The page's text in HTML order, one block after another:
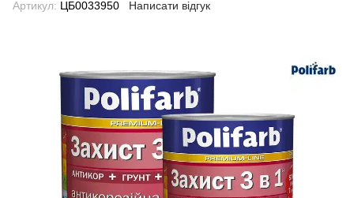
Артикул: ЦБ0033950 Написати відгук